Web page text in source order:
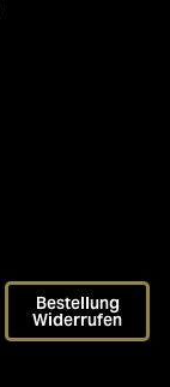
Bestellung
Widerrufen